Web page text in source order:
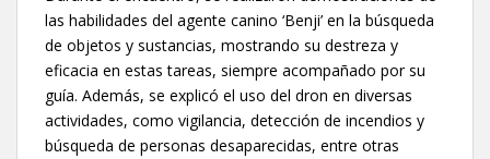
las habilidades del agente canino ‘Benji’ en la búsqueda
de objetos y sustancias, mostrando su destreza y
eficacia en estas tareas, siempre acompañado por su
guía. Además, se explicó el uso del dron en diversas
actividades, como vigilancia, detección de incendios y
búsqueda de personas desaparecidas, entre otras